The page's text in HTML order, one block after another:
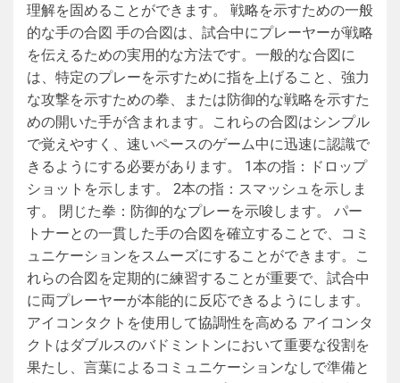
理解を固めることができます。 戦略を示すための一般
的な手の合図 手の合図は、試合中にプレーヤーが戦略
を伝えるための実用的な方法です。一般的な合図に
は、特定のプレーを示すために指を上げること、強力
な攻撃を示すための拳、または防御的な戦略を示すた
めの開いた手が含まれます。これらの合図はシンプル
で覚えやすく、速いペースのゲーム中に迅速に認識で
きるようにする必要があります。 1本の指：ドロップ
ショットを示します。 2本の指：スマッシュを示しま
す。 閉じた拳：防御的なプレーを示唆します。 パー
トナーとの一貫した手の合図を確立することで、コミ
ュニケーションをスムーズにすることができます。こ
れらの合図を定期的に練習することが重要で、試合中
に両プレーヤーが本能的に反応できるようにします。
アイコンタクトを使用して協調性を高める アイコンタ
クトはダブルスのバドミントンにおいて重要な役割を
果たし、言葉によるコミュニケーションなしで準備と